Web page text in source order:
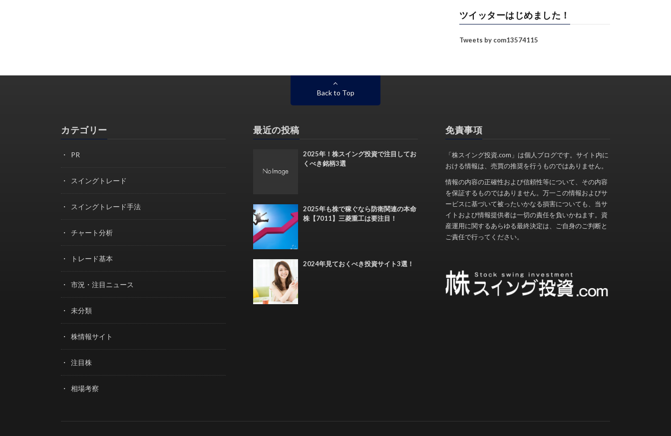
ツイッターはじめました！
Tweets by com13574115
Back to Top
カテゴリー
PR
スイングトレード
スイングトレード手法
チャート分析
トレード基本
市況・注目ニュース
未分類
株情報サイト
注目株
相場考察
最近の投稿
2025年！株スイング投資で注目してお
くべき銘柄3選
2025年も株で稼ぐなら防衛関連の本命
株【7011】三菱重工は要注目！
2024年見ておくべき投資サイト3選！
免責事項
「株スイング投資.com」は個人ブログです。サイト内に
おける情報は、売買の推奨を行うものではありません。
情報の内容の正確性および信頼性等について、その内容
を保証するものではありません。万一この情報およびサ
ービスに基づいて被ったいかなる損害についても、当サ
イトおよび情報提供者は一切の責任を負いかねます。資
産運用に関するあらゆる最終決定は、ご自身のご判断と
ご責任で行ってください。